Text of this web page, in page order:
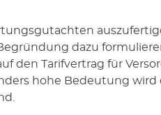
dazu
den Tarifvertrag für
hohe Bedeutung